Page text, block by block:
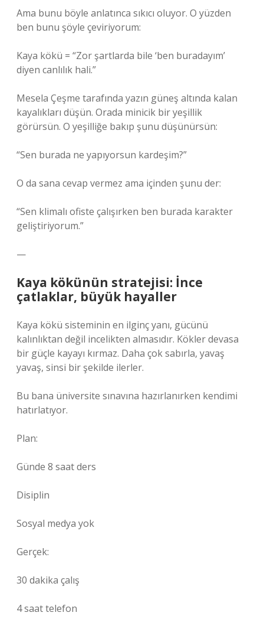
Ama bunu böyle anlatınca sıkıcı oluyor. O yüzden
ben bunu şöyle çeviriyorum:
Kaya kökü = “Zor şartlarda bile ‘ben buradayım’
diyen canlılık hali.”
Mesela Çeşme tarafında yazın güneş altında kalan
kayalıkları düşün. Orada minicik bir yeşillik
görürsün. O yeşilliğe bakıp şunu düşünürsün:
“Sen burada ne yapıyorsun kardeşim?”
O da sana cevap vermez ama içinden şunu der:
“Sen klimalı ofiste çalışırken ben burada karakter
geliştiriyorum.”
—
Kaya kökünün stratejisi: İnce
çatlaklar, büyük hayaller
Kaya kökü sisteminin en ilginç yanı, gücünü
kalınlıktan değil incelikten almasıdır. Kökler devasa
bir güçle kayayı kırmaz. Daha çok sabırla, yavaş
yavaş, sinsi bir şekilde ilerler.
Bu bana üniversite sınavına hazırlanırken kendimi
hatırlatıyor.
Plan:
Günde 8 saat ders
Disiplin
Sosyal medya yok
Gerçek:
30 dakika çalış
4 saat telefon